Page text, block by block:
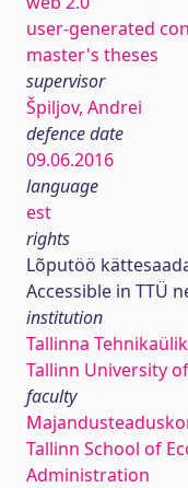
user-generated
master's theses
supervisor
Špiljov, Andrei
defence date
09.06.2016
language
est
rights
Lõputöö
Accessible in TTÜ
institution
Tallinna
Tallinn University
faculty
Tallinn School of
Administration